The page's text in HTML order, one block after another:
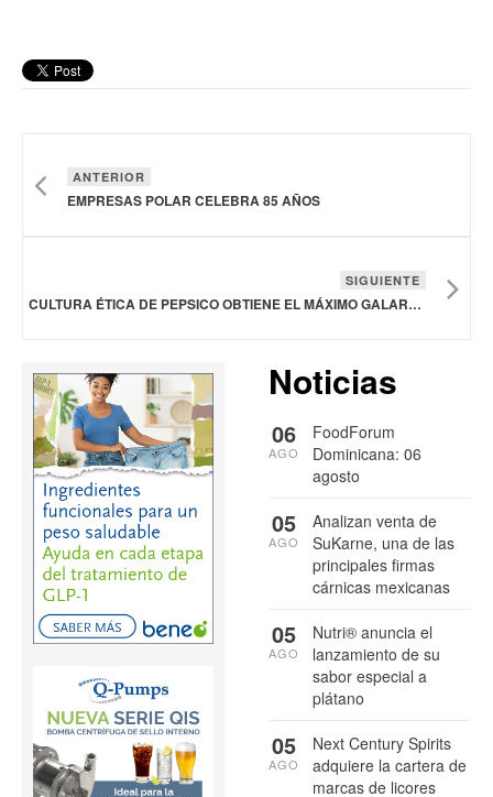
ANTERIOR
EMPRESAS POLAR CELEBRA 85 AÑOS
SIGUIENTE
CULTURA ÉTICA DE PEPSICO OBTIENE EL MÁXIMO GALARDÓN
Noticias
FoodForum
Dominicana: 06
agosto
06
AGO
Analizan venta de
SuKarne, una de las
principales firmas
cárnicas mexicanas
05
AGO
Nutri® anuncia el
lanzamiento de su
sabor especial a
plátano
05
AGO
Next Century Spirits
adquiere la cartera de
marcas de licores
05
AGO